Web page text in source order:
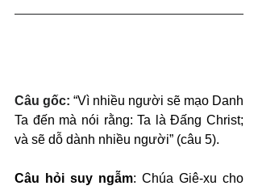
Câu gốc: “Vì nhiều người sẽ mạo Danh
Ta đến mà nói rằng: Ta là Đấng Christ;
và sẽ dỗ dành nhiều người” (câu 5).
Câu hỏi suy ngẫm: Chúa Giê-xu cho